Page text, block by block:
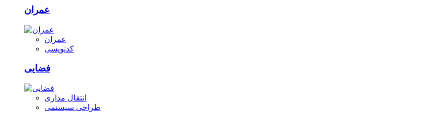
عمران
عمران
کدنویسی
فضایی
انتقال مداری
طراحی سیستمی